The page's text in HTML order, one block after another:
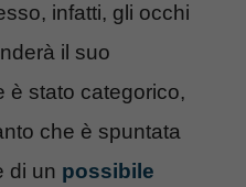
infatti, gli occhi
il suo
è stato categorico,
che è spuntata
di un possibile